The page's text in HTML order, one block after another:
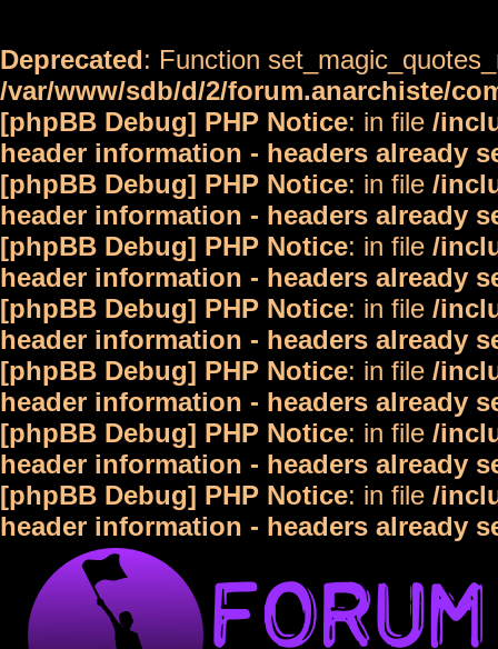
Deprecated: Function
/var/www/sdb/d/2/forum.anarchiste/
[phpBB Debug] PHP Notice: in file /
header information - headers already
[phpBB Debug] PHP Notice: in file /
header information - headers already
[phpBB Debug] PHP Notice: in file /
header information - headers already
[phpBB Debug] PHP Notice: in file /
header information - headers already
[phpBB Debug] PHP Notice: in file /
header information - headers already
[phpBB Debug] PHP Notice: in file /
header information - headers already
[phpBB Debug] PHP Notice: in file /
header information - headers already